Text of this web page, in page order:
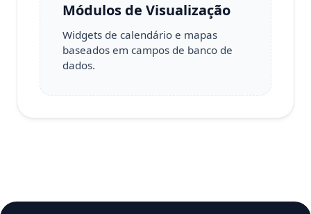
Módulos de Visualização
Widgets de calendário e mapas
baseados em campos de banco de
dados.